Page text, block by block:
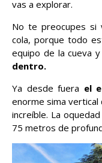
vas a explorar.
No te preocupes si
cola, porque todo
equipo de la cueva y
dentro.
Ya desde fuera el
enorme sima vertical
increíble. La
75 metros de